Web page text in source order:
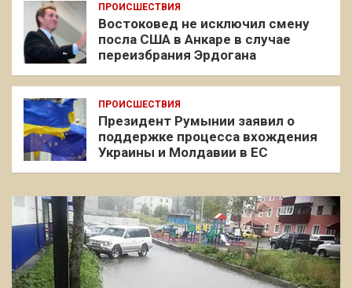
ПРОИСШЕСТВИЯ
Востоковед не исключил смену
посла США в Анкаре в случае
переизбрания Эрдогана
ПРОИСШЕСТВИЯ
Президент Румынии заявил о
поддержке процесса вхождения
Украины и Молдавии в ЕС